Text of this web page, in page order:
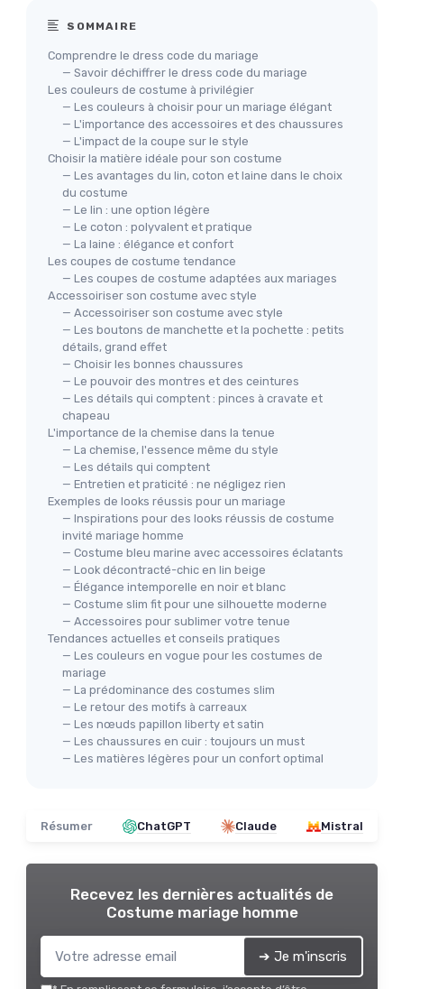
SOMMAIRE
Comprendre le dress code du mariage
— Savoir déchiffrer le dress code du mariage
Les couleurs de costume à privilégier
— Les couleurs à choisir pour un mariage élégant
— L'importance des accessoires et des chaussures
— L'impact de la coupe sur le style
Choisir la matière idéale pour son costume
— Les avantages du lin, coton et laine dans le choix
du costume
— Le lin : une option légère
— Le coton : polyvalent et pratique
— La laine : élégance et confort
Les coupes de costume tendance
— Les coupes de costume adaptées aux mariages
Accessoiriser son costume avec style
— Accessoiriser son costume avec style
— Les boutons de manchette et la pochette : petits
détails, grand effet
— Choisir les bonnes chaussures
— Le pouvoir des montres et des ceintures
— Les détails qui comptent : pinces à cravate et
chapeau
L'importance de la chemise dans la tenue
— La chemise, l'essence même du style
— Les détails qui comptent
— Entretien et praticité : ne négligez rien
Exemples de looks réussis pour un mariage
— Inspirations pour des looks réussis de costume
invité mariage homme
— Costume bleu marine avec accessoires éclatants
— Look décontracté-chic en lin beige
— Élégance intemporelle en noir et blanc
— Costume slim fit pour une silhouette moderne
— Accessoires pour sublimer votre tenue
Tendances actuelles et conseils pratiques
— Les couleurs en vogue pour les costumes de
mariage
— La prédominance des costumes slim
— Le retour des motifs à carreaux
— Les nœuds papillon liberty et satin
— Les chaussures en cuir : toujours un must
— Les matières légères pour un confort optimal
Résumer ChatGPT Claude Mistral
Recevez les dernières actualités de
Costume mariage homme
➔ Je m'inscris